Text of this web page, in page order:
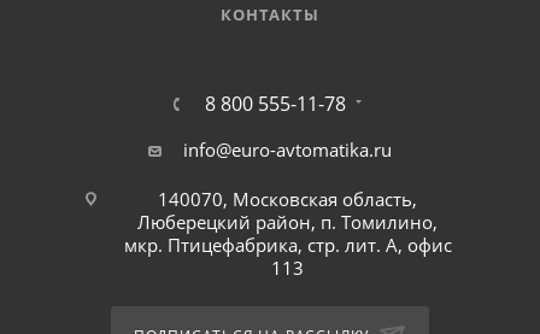
КОНТАКТЫ
8 800 555-11-78
info@euro-avtomatika.ru
140070, Московская область,
Люберецкий район, п. Томилино,
мкр. Птицефабрика, стр. лит. А, офис
113